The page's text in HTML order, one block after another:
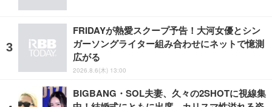
FRIDAYが熱愛スクープ予告！大河女優とシン
ガーソングライター組み合わせにネットで憶測
広がる
2026.8.6(木) 13:00
BIGBANG・SOL夫妻、久々の2SHOTに視線集